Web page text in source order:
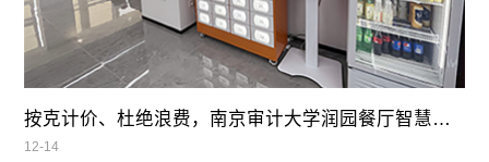
按克计价、杜绝浪费，南京审计大学润园餐厅智慧自助餐
12-14